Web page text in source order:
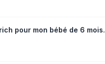
pour mon bébé de 6 mois.